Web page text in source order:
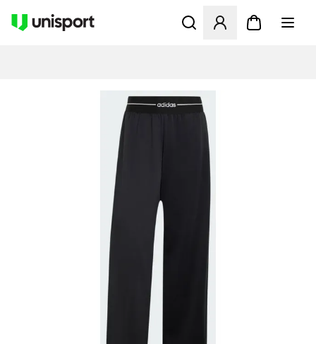
Åbner en Modal til at